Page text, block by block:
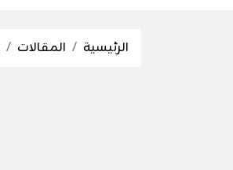
الرئيسية المقالات